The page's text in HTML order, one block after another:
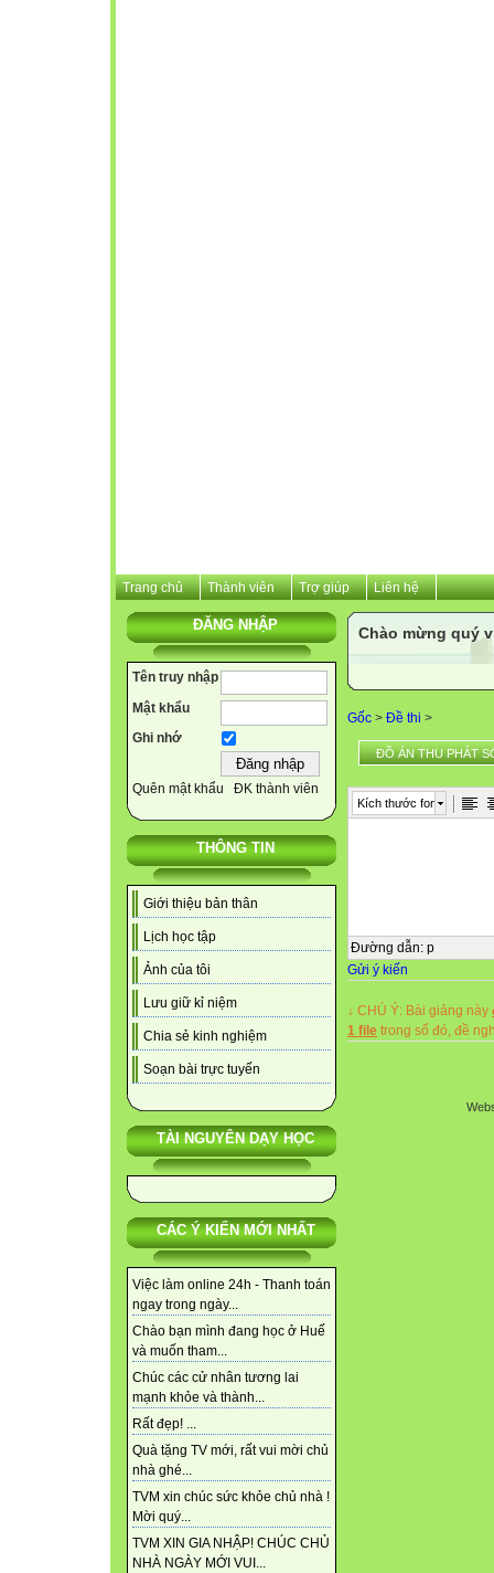
Trang chủ Thành viên Trợ giúp Liên hệ
ĐĂNG NHẬP
Tên truy nhập
Mật khẩu
Ghi nhớ
Quên mật khẩu ĐK thành viên
THÔNG TIN
Giới thiệu bản thân
Lịch học tập
Ảnh của tôi
Lưu giữ kỉ niệm
Chia sẻ kinh nghiệm
Soạn bài trực tuyến
TÀI NGUYÊN DẠY HỌC
CÁC Ý KIẾN MỚI NHẤT
Việc làm online 24h - Thanh toán
ngay trong ngày...
Chào bạn mình đang học ở Huế
và muốn tham...
Chúc các cử nhân tương lai
mạnh khỏe và thành...
Rất đẹp! ...
Quà tặng TV mới, rất vui mời chủ
nhà ghé...
TVM xin chúc sức khỏe chủ nhà !
Mời quý...
TVM XIN GIA NHẬP! CHÚC CHỦ
NHÀ NGÀY MỚI VUI...
Chào mừng quý
Gốc > Đề thi >
ĐỒ ÁN THU PHÁT
Kích thước font
Đường dẫn: p
Gửi ý kiến
↓ CHÚ Ý: Bài giảng này
1 file trong số đó, đề